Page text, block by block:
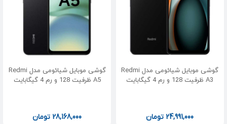
گوشی موبایل شیائومی مدل Redmi
A3 ظرفیت 128 و رم 4 گیگابایت
24,991,000 تومان
گوشی موبایل شیائومی مدل Redmi
A5 ظرفیت 128 و رم 4 گیگابایت
28,168,000 تومان